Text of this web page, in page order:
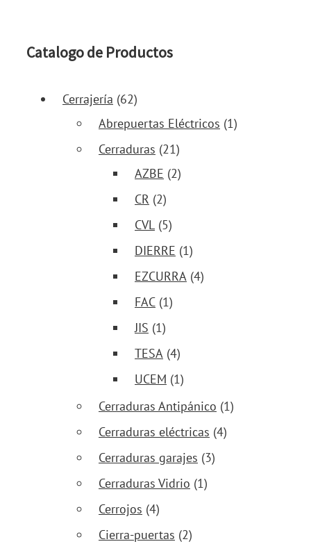
Catalogo de Productos
Cerrajería (62)
Abrepuertas Eléctricos (1)
Cerraduras (21)
AZBE (2)
CR (2)
CVL (5)
DIERRE (1)
EZCURRA (4)
FAC (1)
JIS (1)
TESA (4)
UCEM (1)
Cerraduras Antipánico (1)
Cerraduras eléctricas (4)
Cerraduras garajes (3)
Cerraduras Vidrio (1)
Cerrojos (4)
Cierra-puertas (2)